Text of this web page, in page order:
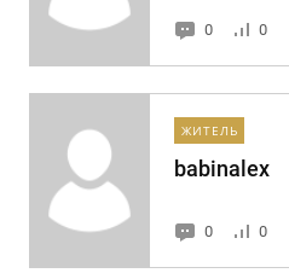
0 0
ЖИТЕЛЬ
babinalex
0 0